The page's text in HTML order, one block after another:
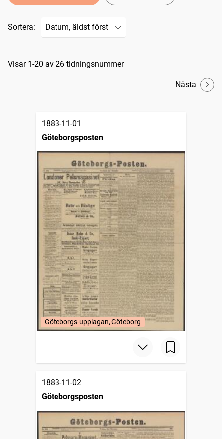
Sortera:
Sökresultat
Visar 1-20 av 26 tidningsnummer
Nästa
1883-11-01
Göteborgsposten
Göteborgs-upplagan, Göteborg
1883-11-02
Göteborgsposten